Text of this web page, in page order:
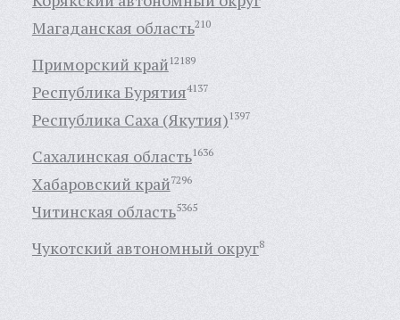
Магаданская область210
Приморский край12189
Республика Бурятия4137
Республика Саха (Якутия)1397
Сахалинская область1636
Хабаровский край7296
Читинская область5365
Чукотский автономный округ8